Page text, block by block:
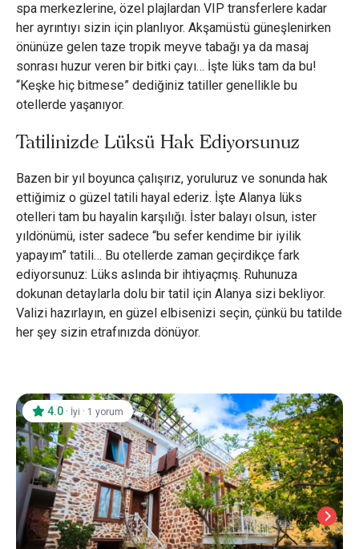
spa merkezlerine, özel plajlardan VIP transferlere kadar
her ayrıntıyı sizin için planlıyor. Akşamüstü güneşlenirken
önünüze gelen taze tropik meyve tabağı ya da masaj
sonrası huzur veren bir bitki çayı… İşte lüks tam da bu!
“Keşke hiç bitmese” dediğiniz tatiller genellikle bu
otellerde yaşanıyor.
Tatilinizde Lüksü Hak Ediyorsunuz
Bazen bir yıl boyunca çalışırız, yoruluruz ve sonunda hak
ettiğimiz o güzel tatili hayal ederiz. İşte Alanya lüks
otelleri tam bu hayalin karşılığı. İster balayı olsun, ister
yıldönümü, ister sadece “bu sefer kendime bir iyilik
yapayım” tatili… Bu otellerde zaman geçirdikçe fark
ediyorsunuz: Lüks aslında bir ihtiyaçmış. Ruhunuza
dokunan detaylarla dolu bir tatil için Alanya sizi bekliyor.
Valizi hazırlayın, en güzel elbisenizi seçin, çünkü bu tatilde
her şey sizin etrafınızda dönüyor.
4.0 · İyi · 1 yorum